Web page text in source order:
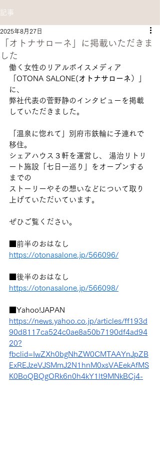
記事
「オトナサローネ」に掲載いただきま
した
2025年8月27日
働く女性のリアルボイスメディア
OTONA SALONE(オトナサローネ ）」
に、
弊社代表の菅野静のインタビューを掲載
していただきました。
「温泉に惚れて」別府市鉄輪に子連れで
移住。
シェアハウス３軒を運営し、 湯治リトリ
ート施設「七日一巡り」をオープンする
までの
ストーリーやその想いなどについて取り
上げていただいています。
ぜひご覧ください。
前半のおはなし
https://otonasalone.jp/566096/
後半のおはなし
https://otonasalone.jp/566098/
Yahoo!JAPAN
https://news.yahoo.co.jp/articles/ff193d
90d8117ca524c0ae8a50b7190df4ad94
20?
fbclid=IwZXh0bgNhZW0CMTAAYnJpZB
ExREJzeVJSMmJ2N1hnM0xsVAEekAfMS
K0BoQBQgORk6n0h4kY1lt9MNkBCj4-